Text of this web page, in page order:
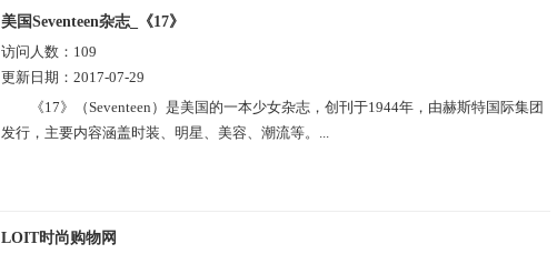
美国Seventeen杂志_《17》
访问人数： 109
更新日期： 2017-07-29
《17》（Seventeen）是美国的一本少女杂志，创刊于1944年，由赫斯特国际集团
发行，主要内容涵盖时装、明星、美容、潮流等。...
LOIT时尚购物网